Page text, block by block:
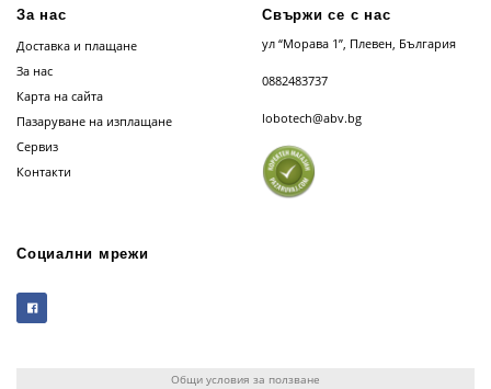
За нас
Доставка и плащане
За нас
Карта на сайта
Пазаруване на изплащане
Сервиз
Контакти
Свържи се с нас
ул “Морава 1”, Плевен, България
0882483737
lobotech@abv.bg
Социални мрежи
Общи условия за ползване